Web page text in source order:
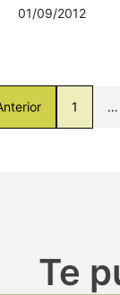
01/09/2012
1 …
Te